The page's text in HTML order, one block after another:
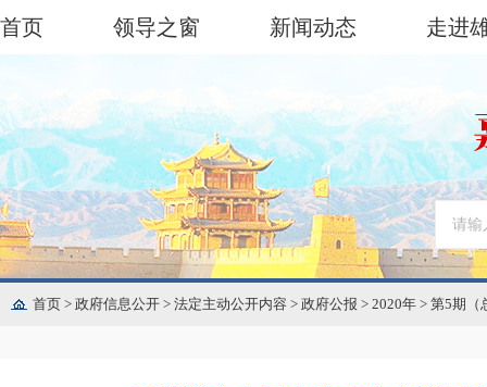
首页 领导之窗 新闻动态 走进
首页 > 政府信息公开 > 法定主动公开内容 > 政府公报 > 2020年 > 第5期（